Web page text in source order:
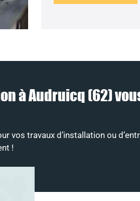
à Audruicq (62)
vos travaux d’installation ou
!